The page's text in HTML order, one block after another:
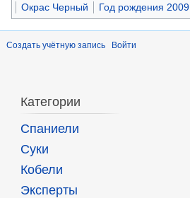
Окрас Черный
Год рождения 2009
Создать учётную запись Войти
Категории
Спаниели
Суки
Кобели
Эксперты